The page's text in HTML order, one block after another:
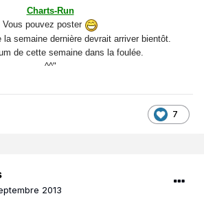
Charts-Run
Vous pouvez poster
la semaine dernière devrait arriver bientôt.
de cette semaine dans la foulée.
^^"
7
2013